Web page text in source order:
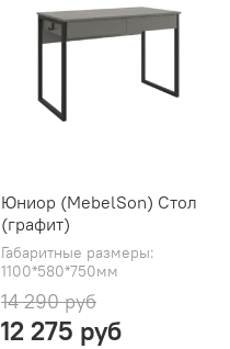
Юниор (MebelSon) Стол
(графит)
Габаритные размеры:
1100*580*750мм
14 290 руб
12 275 руб